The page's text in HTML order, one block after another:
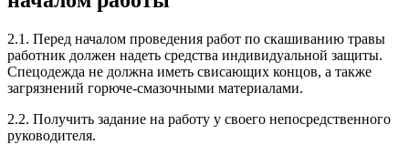
2.1. Перед началом проведения работ по скашиванию травы
работник должен надеть средства индивидуальной защиты.
Спецодежда не должна иметь свисающих концов, а также
загрязнений горюче-смазочными материалами.
2.2. Получить задание на работу у своего непосредственного
руководителя.